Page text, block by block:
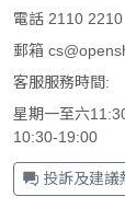
電話 2110 2210
郵箱
客服服務時間:
星期一至六
10:30-19:00
投訴及建議